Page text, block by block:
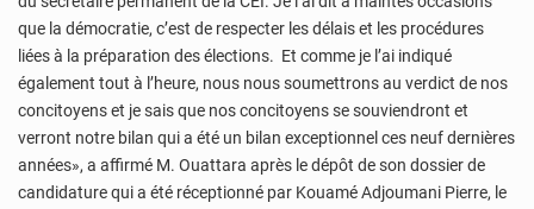
que la démocratie, c’est de respecter les délais et les procédures
liées à la préparation des élections. Et comme je l’ai indiqué
également tout à l’heure, nous nous soumettrons au verdict de nos
concitoyens et je sais que nos concitoyens se souviendront et
verront notre bilan qui a été un bilan exceptionnel ces neuf dernières
années», a affirmé M. Ouattara après le dépôt de son dossier de
candidature qui a été réceptionné par Kouamé Adjoumani Pierre, le